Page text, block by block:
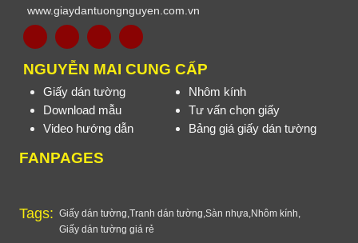
www.giaydantuongnguyen.com.vn
NGUYỄN MAI CUNG CẤP
Giấy dán tường
Nhôm kính
Download mẫu
Tư vấn chọn giấy
Video hướng dẫn
Bảng giá giấy dán tường
FANPAGES
Tags: Giấy dán tường ,Tranh dán tường ,Sàn nhựa Nhôm kính
Giấy dán tường giá rẻ